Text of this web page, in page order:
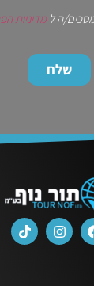
מסכים/ה למדיניות
שלח